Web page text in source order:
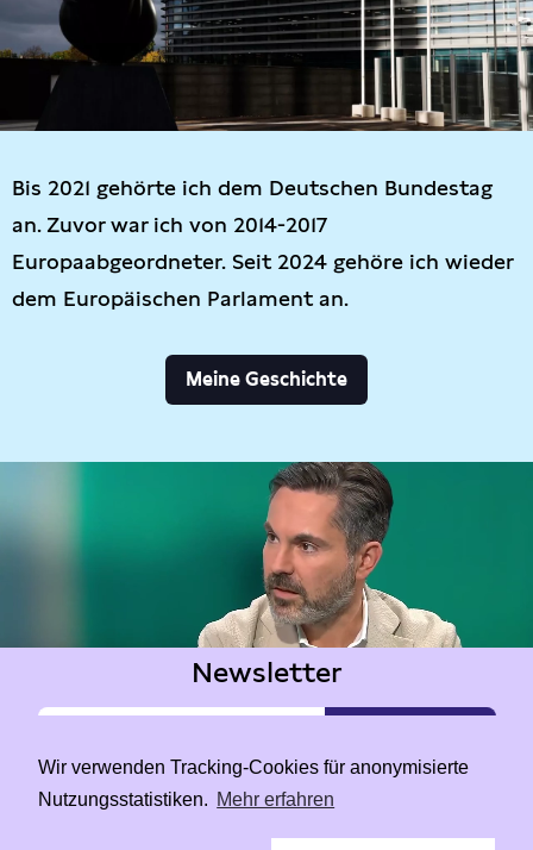
Wir verwenden Tracking-Cookies für anonymisierte
Nutzungsstatistiken. Mehr erfahren
Bis 2021 gehörte ich dem Deutschen Bundestag
an. Zuvor war ich von 2014-2017
Europaabgeordneter. Seit 2024 gehöre ich wieder
dem Europäischen Parlament an.
Meine Geschichte
Newsletter